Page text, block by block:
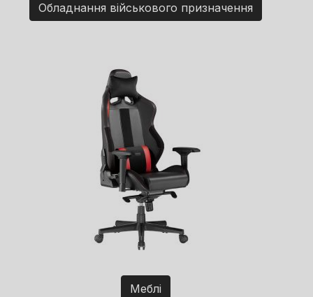
Обладнання військового призначення
Меблі